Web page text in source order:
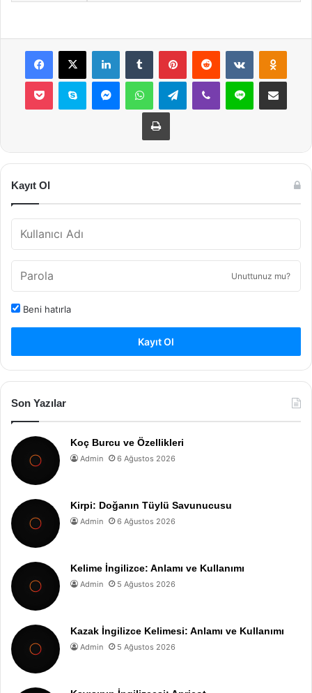
Facebook
X LinkedInTumblr PinterestReddit VKontakte
Pocket Skype MessengerWhatsAppTelegramViber Line E-Posta ile
Yazdır
Kayıt Ol
Unuttunuz mu?
Beni hatırla
Kayıt Ol
Son Yazılar
Koç Burcu ve Özellikleri
Admin 6 Ağustos 2026
Kirpi: Doğanın Tüylü Savunucusu
Admin 6 Ağustos 2026
Kelime İngilizce: Anlamı ve Kullanımı
Admin 5 Ağustos 2026
Kazak İngilizce Kelimesi: Anlamı ve Kullanımı
Admin 5 Ağustos 2026